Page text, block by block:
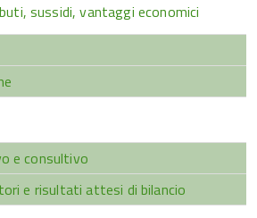
sussidi, vantaggi economici
e consultivo
e risultati attesi di bilancio